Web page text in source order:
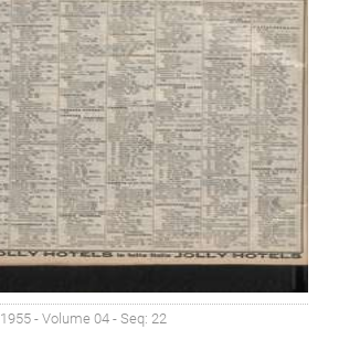
1955 - Volume 04 - Seq: 22